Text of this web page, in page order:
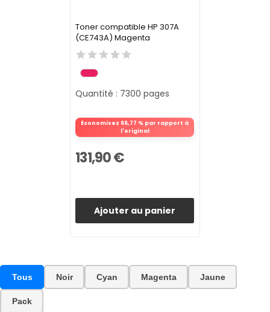
Toner compatible HP 307A
(CE743A) Magenta
Économisez 66,77 % par rapport à
l'original
Quantité : 7300 pages
131,90 €
Ajouter au panier
Tous Noir Cyan Magenta Jaune
Pack